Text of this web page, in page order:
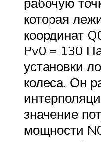
которая
координат
Pv0 = 130
установки
колеса. Он
значение
мощности